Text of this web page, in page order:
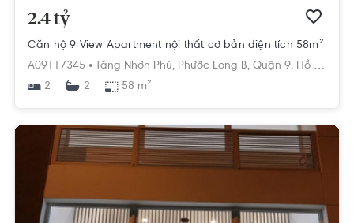
2.4 tỷ
Căn hộ 9 View Apartment nội thất cơ bản diện tích 58m²
A09117345 • Tăng Nhơn Phú, Phước Long B, Quận 9, Hồ Chí Minh
2
2 58 m²